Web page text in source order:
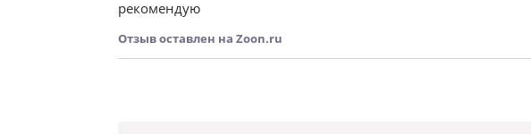
рекомендую
Отзыв оставлен на Zoon.ru